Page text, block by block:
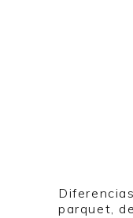
parquet,